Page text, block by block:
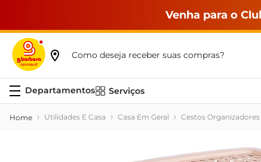
Venha para o
Como deseja receber suas compras?
Serviços
Utilidades E Casa Casa Em Geral Cestos Organizadores